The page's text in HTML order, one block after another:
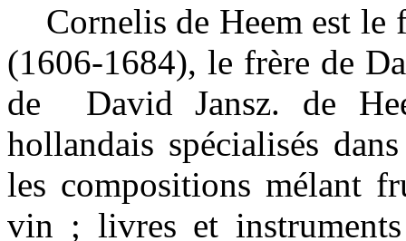
Cornelis de Heem est le
(1606-1684), le frère de
de David Jansz. de
hollandais spécialisés
les compositions mélant
vin ; livres et